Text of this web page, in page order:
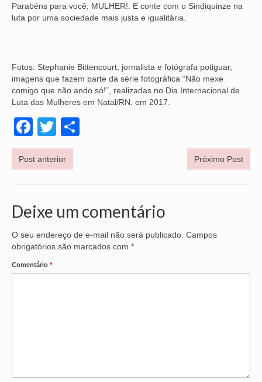
BOLETIM
SINDICALIZE-SE
JURÍDICO
NÚCLEOS
APOSENTADOS
ANALISTAS JUDICIÁRIOS
ACESSIBILIDADE E INCLUSÃO
LGBTQIA+
MULHERES
Parabéns para você, MULHER!. E conte com o Sindiquinze na
luta por uma sociedade mais justa e igualitária.
Fotos: Stephanie Bittencourt, jornalista e fotógrafa potiguar,
imagens que fazem parte da série fotográfica “Não mexe
comigo que não ando só!”, realizadas no Dia Internacional de
Luta das Mulheres em Natal/RN, em 2017.
Facebook
Twitter
Post anterior Próximo Post
Deixe um comentário
O seu endereço de e-mail não será publicado. Campos
obrigatórios são marcados com *
Comentário *